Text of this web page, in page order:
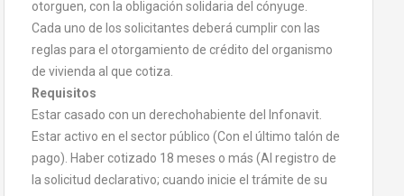
otorguen, con la obligación solidaria del cónyuge.
Cada uno de los solicitantes deberá cumplir con las
reglas para el otorgamiento de crédito del organismo
de vivienda al que cotiza.
Requisitos
Estar casado con un derechohabiente del Infonavit.
Estar activo en el sector público (Con el último talón de
pago). Haber cotizado 18 meses o más (Al registro de
la solicitud declarativo; cuando inicie el trámite de su